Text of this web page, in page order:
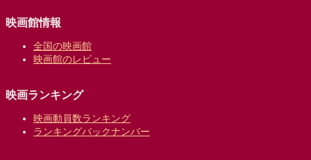
映画館情報
全国の映画館
映画館のレビュー
映画ランキング
映画動員数ランキング
ランキングバックナンバー